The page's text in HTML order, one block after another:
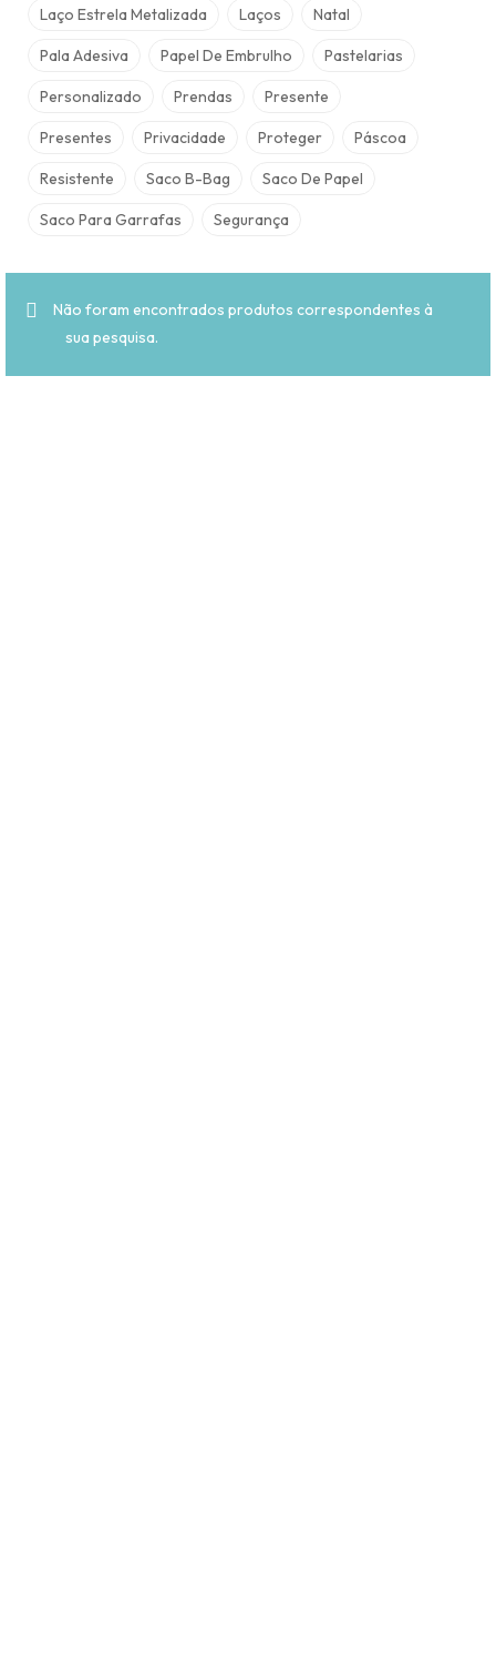
Laço Estrela Metalizada Laços Natal
Pala Adesiva Papel De Embrulho Pastelarias
Personalizado Prendas Presente
Presentes Privacidade Proteger Páscoa
Resistente Saco B-Bag Saco De Papel
Saco Para Garrafas Segurança
Não foram encontrados produtos correspondentes à
sua pesquisa.